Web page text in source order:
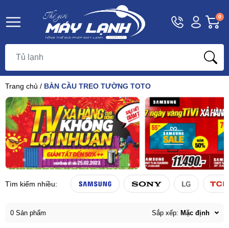
Hotline
1800
Tài
khoản
Khách
0
Trang chủ / BÀN CẦU TREO TƯỜNG TOTO
Tìm kiếm nhiều:
0 Sản phẩm Sắp xếp: Mặc định